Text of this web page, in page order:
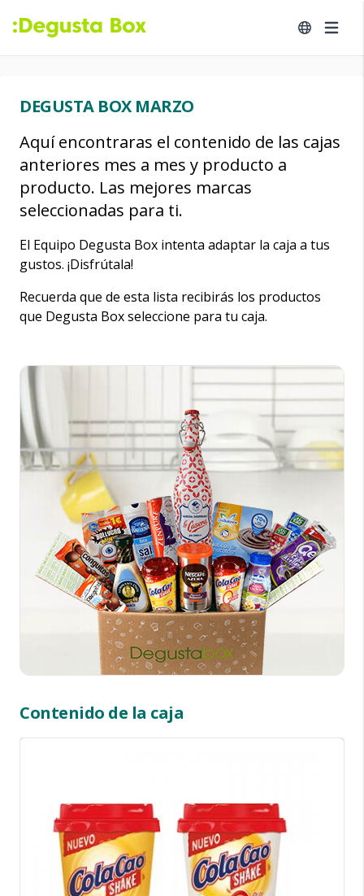
DEGUSTA BOX MARZO
Aquí encontraras el contenido de las cajas
anteriores mes a mes y producto a
producto. Las mejores marcas
seleccionadas para ti.
El Equipo Degusta Box intenta adaptar la caja a tus
gustos. ¡Disfrútala!
Recuerda que de esta lista recibirás los productos
que Degusta Box seleccione para tu caja.
Contenido de la caja